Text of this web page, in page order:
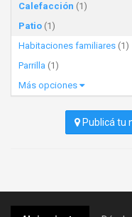
Calefacción (1)
Patio (1)
Habitaciones familiares (1)
Parrilla (1)
Más opciones
Publicá tu